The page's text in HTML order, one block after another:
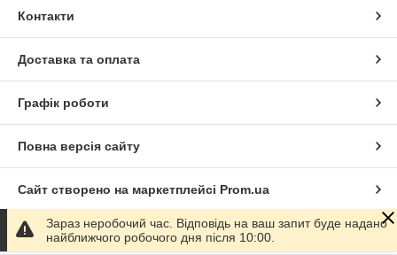
Контакти
Доставка та оплата
Графік роботи
Повна версія сайту
Сайт створено на маркетплейсі Prom.ua
Політика конфіденційності
Зараз неробочий час. Відповідь на ваш запит буде надано
найближчого робочого дня після 10:00.